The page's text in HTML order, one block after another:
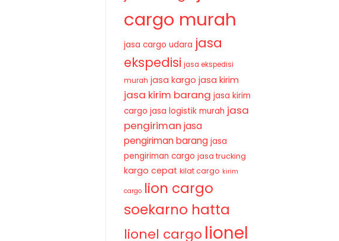
cargo murah
jasa cargo udara jasa
ekspedisi jasa ekspedisi
murah jasa kargo jasa kirim
jasa kirim barang jasa kirim
cargo jasa logistik murah jasa
pengiriman jasa
pengiriman barang jasa
pengiriman cargo jasa trucking
kargo cepat kilat cargo kirim
cargo lion cargo
soekarno hatta
lionel cargo lionel